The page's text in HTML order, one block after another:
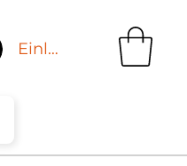
Einloggen